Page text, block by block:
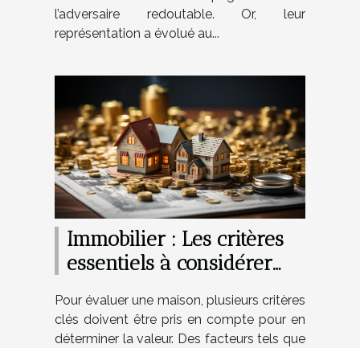
l’adversaire redoutable. Or, leur
représentation a évolué au...
Immobilier : Les critères
essentiels à considérer
maison
Pour évaluer une maison, plusieurs critères
clés doivent être pris en compte pour en
déterminer la valeur. Des facteurs tels que